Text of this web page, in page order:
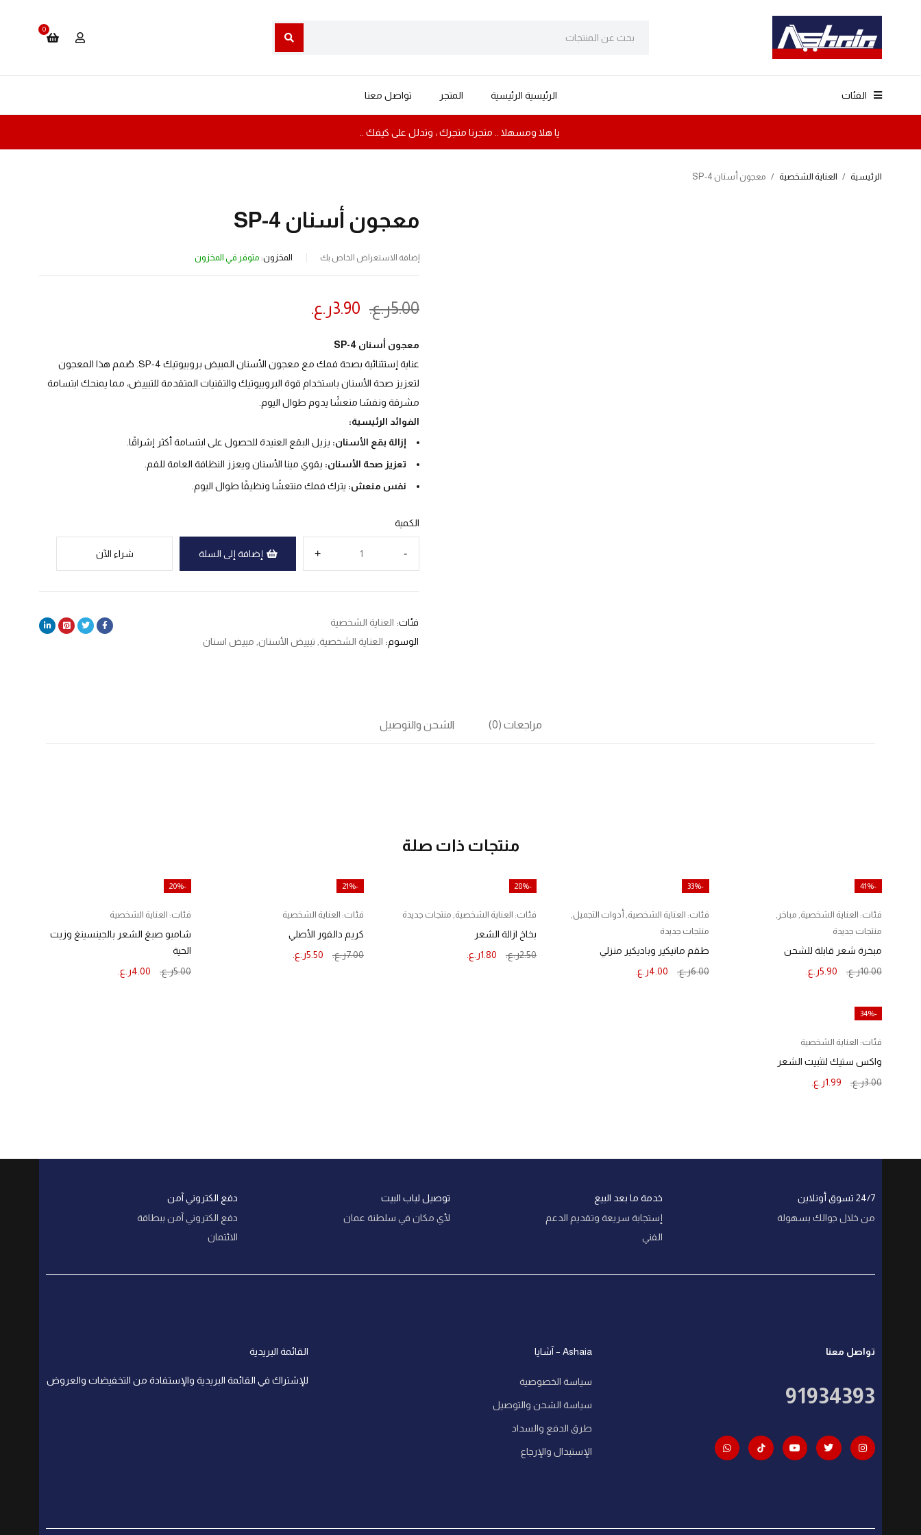
0
الفئات الرئيسية الرئيسية المتجر تواصل معنا
يا هلا ومسهلا .. متجرنا متجرك ، وتدلل على كيفك ..
الرئيسية / العناية الشخصية / معجون أسنان SP-4
معجون أسنان SP-4
إضافة الاستعراض الخاص بك المخزون: متوفر في المخزون
ينتهي العرض بعد :
5.00ر.ع. 3.90ر.ع.
معجون أسنان SP-4
عناية إستثنائية بصحة فمك مع معجون الأسنان المبيض بروبيوتيك SP-4. صُمم هذا المعجون
لتعزيز صحة الأسنان باستخدام قوة البروبيوتيك والتقنيات المتقدمة للتبييض، مما يمنحك ابتسامة
مشرقة ونفسًا منعشًا يدوم طوال اليوم.
الفوائد الرئيسية:
إزالة بقع الأسنان: يزيل البقع العنيدة للحصول على ابتسامة أكثر إشراقًا.
تعزيز صحة الأسنان: يقوي مينا الأسنان ويعزز النظافة العامة للفم.
نفس منعش: يترك فمك منتعشًا ونظيفًا طوال اليوم.
الكمية
إضافة إلى السلة شراء الآن
فئات: العناية الشخصية
الوسوم: العناية الشخصية تبييض الأسنان مبيض اسنان
مراجعات (0) الشحن والتوصيل
منتجات ذات صلة
-41%
فئات: العناية الشخصية, مباخر ,
منتجات جديدة
مبخرة شعر قابلة للشحن
10.00ر.ع. 5.90ر.ع.
-33%
فئات: العناية الشخصية, أدوات التجميل,
منتجات جديدة
طقم مانيكير وباديكير منزلي
6.00ر.ع. 4.00ر.ع.
-28%
فئات: العناية الشخصية, منتجات جديدة
بخاخ ازالة الشعر
2.50ر.ع. 1.80ر.ع.
-21%
فئات: العناية الشخصية
كريم دالفور الأصلي
7.00ر.ع. 5.50ر.ع.
-20%
فئات: العناية الشخصية
شامبو صبغ الشعر بالجينسينغ وزيت
الحية
5.00ر.ع. 4.00ر.ع.
-34%
فئات: العناية الشخصية
واكس ستيك لتثبيت الشعر
3.00ر.ع. 1.99ر.ع.
24/7 تسوق أونلاين
من خلال جوالك بسهولة
خدمة ما بعد البيع
إستجابة سريعة وتقديم الدعم
الفني
توصيل لباب البيت
لأي مكان في سلطنة عمان
دفع الكتروني آمن
دفع الكتروني آمن ببطاقة
الائتمان
تواصل معنا
91934393
Ashaia – آشايا
سياسة الخصوصية
سياسة الشحن والتوصيل
طرق الدفع والسداد
الإستبدال والإرجاع
القائمة البريدية
للإشتراك في القائمة البريدية والإستفادة من التخفيضات والعروض